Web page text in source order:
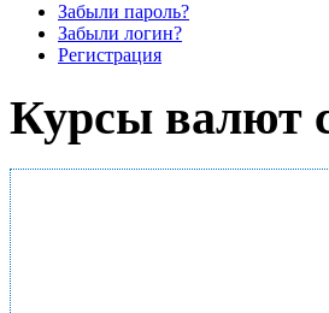
Забыли пароль?
Забыли логин?
Регистрация
Курсы валют